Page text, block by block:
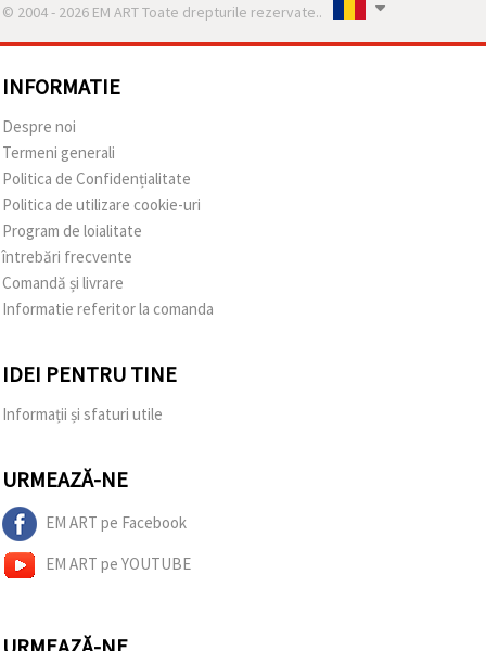
© 2004 - 2026 EM ART Toate drepturile rezervate..
INFORMATIE
Despre noi
Termeni generali
Politica de Confidențialitate
Politica de utilizare cookie-uri
Program de loialitate
întrebări frecvente
Comandă și livrare
Informatie referitor la comanda
IDEI PENTRU TINE
Informații și sfaturi utile
URMEAZĂ-NE
EM ART pe Facebook
EM ART pe YOUTUBE